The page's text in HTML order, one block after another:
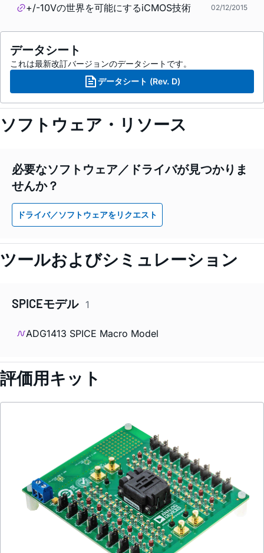
+/-10Vの世界を可能にするiCMOS技術 02/12/2015
データシート
これは最新改訂バージョンのデータシートです。
データシート (Rev. D)
ソフトウェア・リソース
必要なソフトウェア／ドライバが見つかりま
せんか？
ドライバ／ソフトウェアをリクエスト
ツールおよびシミュレーション
SPICEモデル 1
ADG1413 SPICE Macro Model
評価用キット